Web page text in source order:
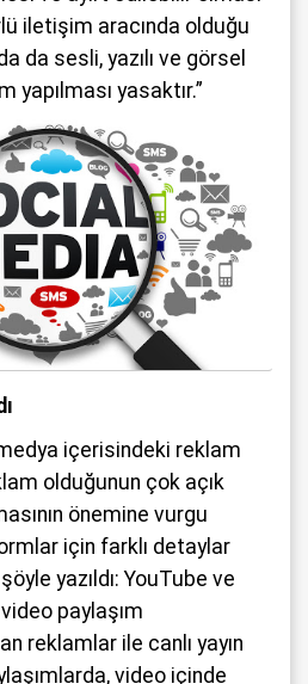
iletişim aracında olduğu
da sesli, yazılı ve görsel
yapılması yasaktır.”
içerisindeki reklam
olduğunun çok açık
önemine vurgu
için farklı detaylar
yazıldı: YouTube ve
paylaşım
reklamlar ile canlı yayın
video içinde